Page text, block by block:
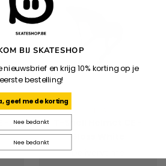
Gloss White
Deliverytime
BIJ SKATESHOP
nieuwsbrief en krijg 10% korting op je
eerste bestelling!
geef me de korting
Nee bedankt
Nee bedankt